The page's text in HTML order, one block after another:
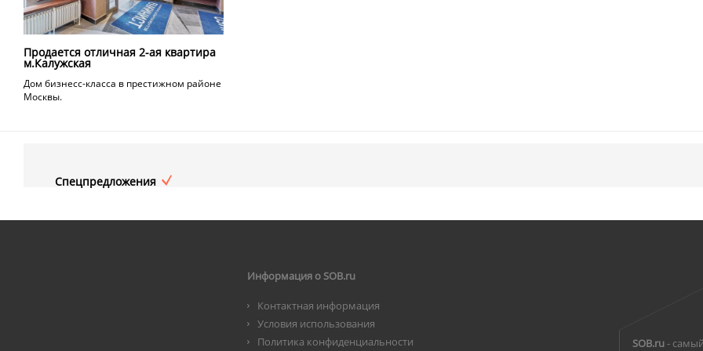
Продается отличная 2-ая квартира
м.Калужская
Дом бизнесс-класса в престижном районе
Москвы.
Спецпредложения
Информация о SOB.ru
Контактная информация
Условия использования
Политика конфиденциальности
SOB.ru-